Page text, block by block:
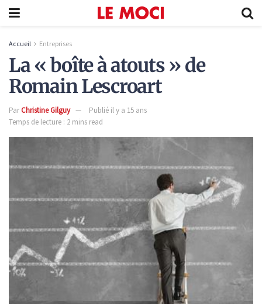
Accueil Entreprises
La « boîte à atouts » de
Romain Lescroart
ParChristine Gilguy
Publié il y a 15 ans
Temps de lecture : 2 mins read